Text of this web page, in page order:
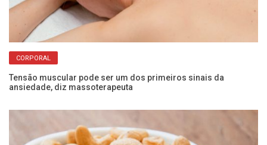
CORPORAL
Tensão muscular pode ser um dos primeiros sinais da
ansiedade, diz massoterapeuta